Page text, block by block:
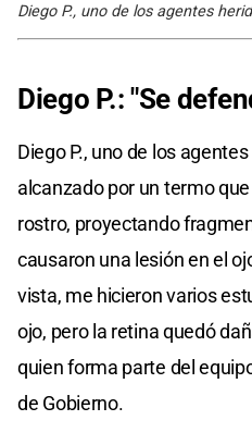
Diego P., uno de los agentes
Diego P.: "Se
Diego P., uno de los
alcanzado por un termo
rostro, proyectando
causaron una lesión en el
vista, me hicieron varios
ojo, pero la retina quedó
quien forma parte del
de Gobierno.